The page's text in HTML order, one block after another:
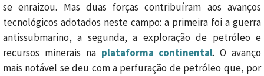
se enraizou. Mas duas forças contribuíram aos avanços
tecnológicos adotados neste campo: a primeira foi a guerra
antissubmarino, a segunda, a exploração de petróleo e
recursos minerais na plataforma continental. O avanço
mais notável se deu com a perfuração de petróleo que, por